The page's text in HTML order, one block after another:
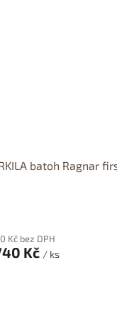
batoh Ragnar
Kč bez DPH
Kč / ks